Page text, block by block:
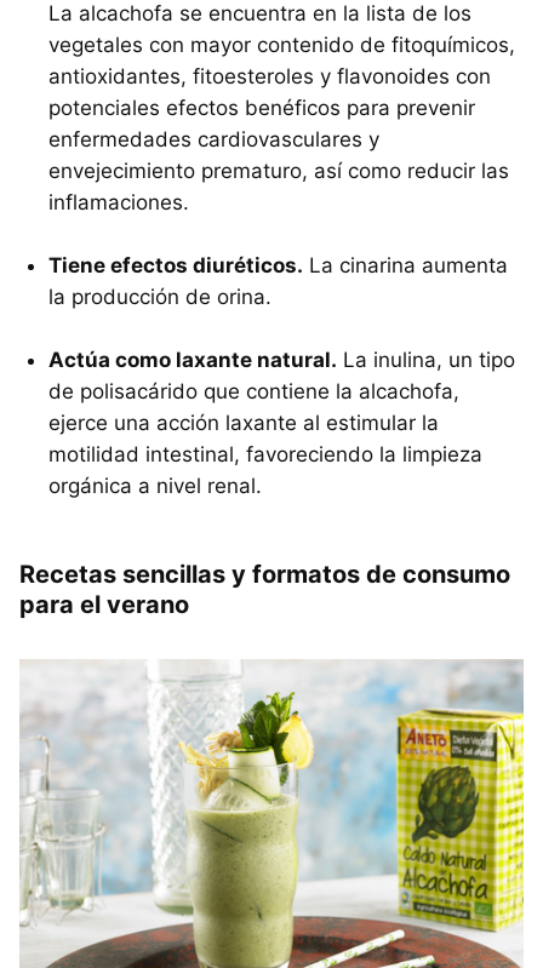
La alcachofa se encuentra en la lista de los
vegetales con mayor contenido de fitoquímicos,
antioxidantes, fitoesteroles y flavonoides con
potenciales efectos benéficos para prevenir
enfermedades cardiovasculares y
envejecimiento prematuro, así como reducir las
inflamaciones.
Tiene efectos diuréticos. La cinarina aumenta
la producción de orina.
Actúa como laxante natural. La inulina, un tipo
de polisacárido que contiene la alcachofa,
ejerce una acción laxante al estimular la
motilidad intestinal, favoreciendo la limpieza
orgánica a nivel renal.
Recetas sencillas y formatos de consumo
para el verano